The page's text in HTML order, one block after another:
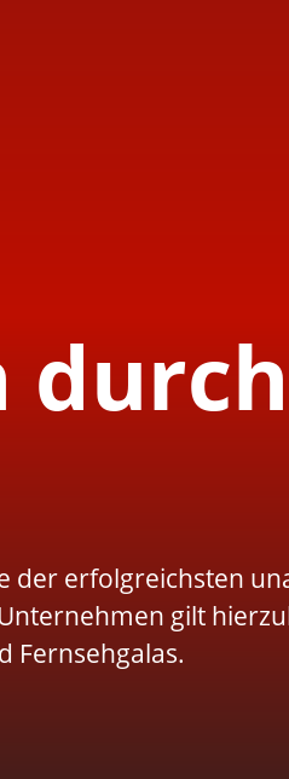
der erfolgreichsten
gilt
Fernsehgalas.